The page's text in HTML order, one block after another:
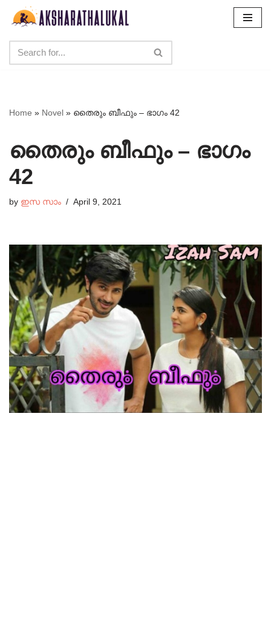
content
Home » Novel » തൈരും ബീഫും – ഭാഗം 42
തൈരും ബീഫും – ഭാഗം
42
by ഇസ സാം April 9, 2021